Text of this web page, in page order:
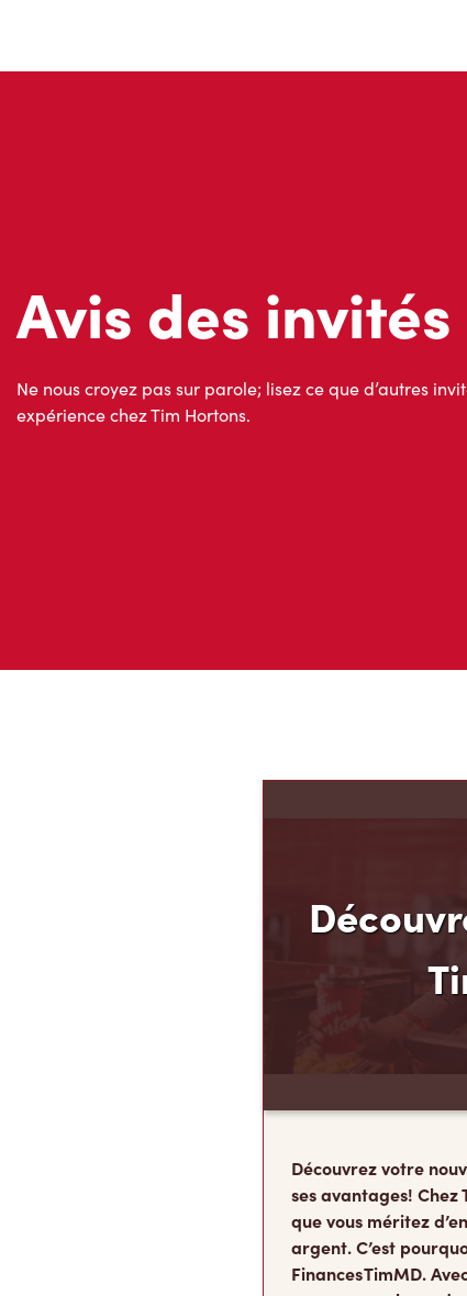
Avis des invités
Ne nous croyez pas sur parole; lisez ce que d’autres
expérience chez Tim Hortons.
Découvrez votre
ses avantages! Chez
que vous méritez
argent. C’est